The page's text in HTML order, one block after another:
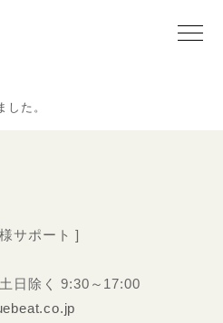
した。
サポート ]
日除く 9:30～17:00